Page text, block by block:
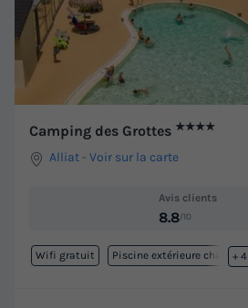
Camping des Grottes ★★★★
Alliat -Voir sur la carte
Avis clients
8.8/10
Wifi gratuit Piscine extérieure chauffée
+ 4